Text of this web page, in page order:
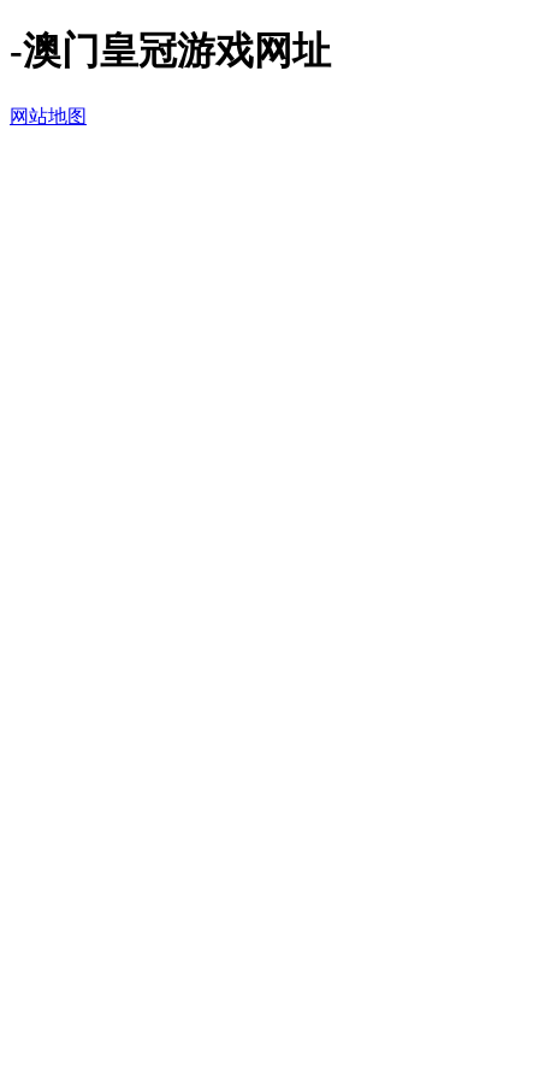
-澳门皇冠游戏网址
网站地图